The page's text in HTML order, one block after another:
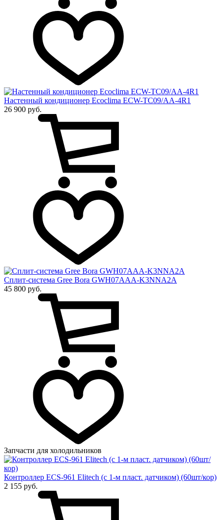
Настенный кондиционер Ecoclima ECW-TC09/AA-4R1
26 900 руб.
Сплит-система Gree Bora GWH07AAA-K3NNA2A
45 800 руб.
Запчасти для холодильников
Контроллер ECS-961 Elitech (с 1-м пласт. датчиком) (60шт/кор)
2 155 руб.